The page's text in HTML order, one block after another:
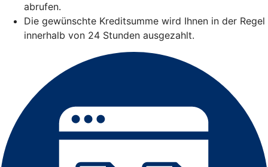
abrufen.
Die gewünschte Kreditsumme wird Ihnen in der Regel
innerhalb von 24 Stunden ausgezahlt.